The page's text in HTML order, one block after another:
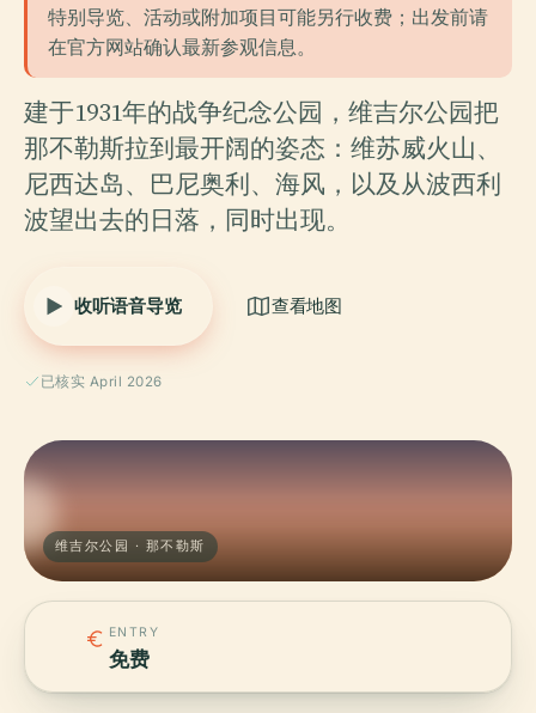
特别导览、活动或附加项目可能另行收费；出发前请
在官方网站确认最新参观信息。
建于1931年的战争纪念公园，维吉尔公园把
那不勒斯拉到最开阔的姿态：维苏威火山、
尼西达岛、巴尼奥利、海风，以及从波西利
波望出去的日落，同时出现。
收听语音导览 查看地图
已核实 April 2026
维吉尔公园 · 那不勒斯
ENTRY
免费